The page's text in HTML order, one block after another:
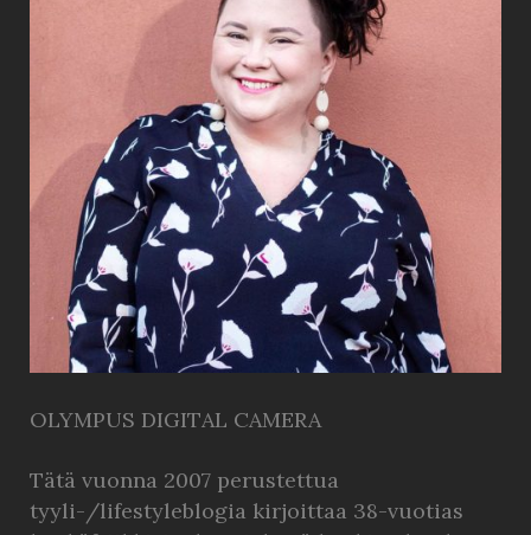
OLYMPUS DIGITAL CAMERA
Tätä vuonna 2007 perustettua
tyyli-/lifestyleblogia kirjoittaa 38-vuotias